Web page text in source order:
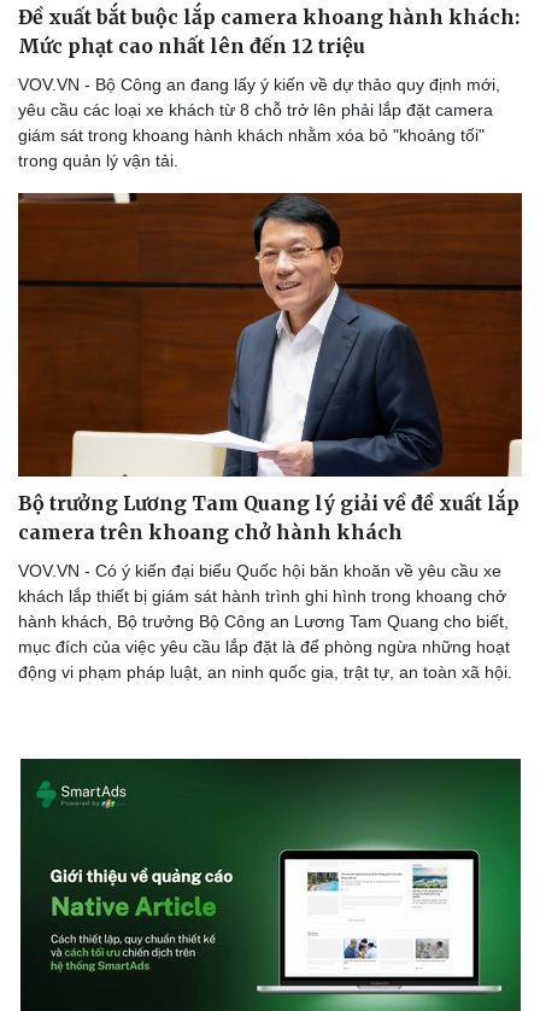
Doanh nghiệp
Thông tin doanh nghiệp
Doanh nghiệp 24h
Doanh nhân
Công nghệ
Sành điệu
Trải nghiệm
Chuyển đổi số
Đề xuất bắt buộc lắp camera khoang hành khách:
Mức phạt cao nhất lên đến 12 triệu
VOV.VN - Bộ Công an đang lấy ý kiến về dự thảo quy định mới,
yêu cầu các loại xe khách từ 8 chỗ trở lên phải lắp đặt camera
giám sát trong khoang hành khách nhằm xóa bỏ "khoảng tối"
trong quản lý vận tải.
Bộ trưởng Lương Tam Quang lý giải về đề xuất lắp
camera trên khoang chở hành khách
VOV.VN - Có ý kiến đại biểu Quốc hội băn khoăn về yêu cầu xe
khách lắp thiết bị giám sát hành trình ghi hình trong khoang chở
hành khách, Bộ trưởng Bộ Công an Lương Tam Quang cho biết,
mục đích của việc yêu cầu lắp đặt là để phòng ngừa những hoạt
động vi phạm pháp luật, an ninh quốc gia, trật tự, an toàn xã hội.